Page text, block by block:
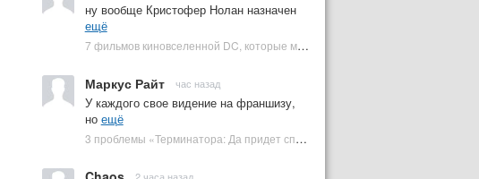
ну вообще Кристофер Нолан назначен
ещё
7 фильмов киновселенной DC, которые может снять Зак Снайдер | Plugged In Ru
Маркус Райт час назад
У каждого свое видение на франшизу,
но ещё
3 проблемы «Терминатора: Да придет спаситель», которые испортили фильм | Plugged In Ru